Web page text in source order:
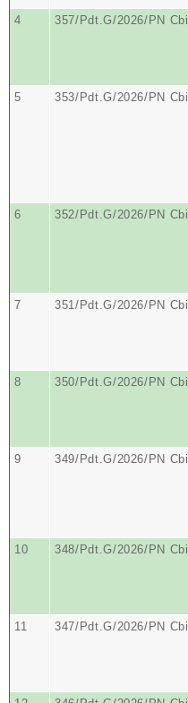
4 357/Pdt.G/2026/PN Cbi
5 353/Pdt.G/2026/PN Cbi
6 352/Pdt.G/2026/PN Cbi
7 351/Pdt.G/2026/PN Cbi
8 350/Pdt.G/2026/PN Cbi
9 349/Pdt.G/2026/PN Cbi
10 348/Pdt.G/2026/PN Cbi
11 347/Pdt.G/2026/PN Cbi